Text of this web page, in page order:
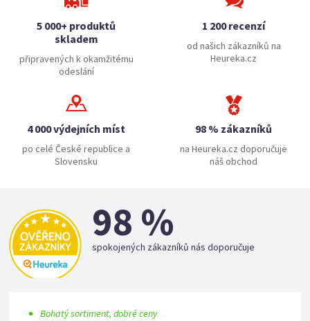
5 000+ produktů
skladem
připravených k okamžitému
odeslání
1 200 recenzí
od našich zákazníků na
Heureka.cz
4 000 výdejních míst
po celé České republice a
Slovensku
98 % zákazníků
na Heureka.cz doporučuje
náš obchod
98 %
spokojených zákazníků nás doporučuje
Bohatý sortiment, dobré ceny